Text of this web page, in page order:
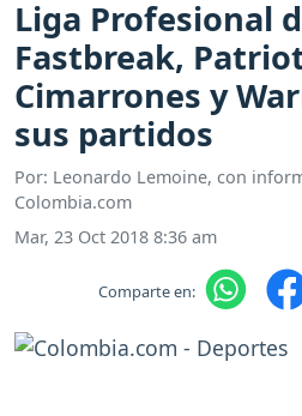
Liga Profesional
Fastbreak,
Cimarrones y
sus partidos
Por: Leonardo Lemoine, con
Colombia.com
Mar, 23 Oct 2018 8:36 am
Comparte en: